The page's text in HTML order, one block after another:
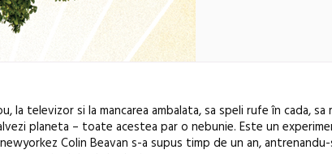
la televizor si la mancarea ambalata, sa speli rufe în cada, sa
planeta – toate acestea par o nebunie. Este un
Colin Beavan s-a supus timp de un an,